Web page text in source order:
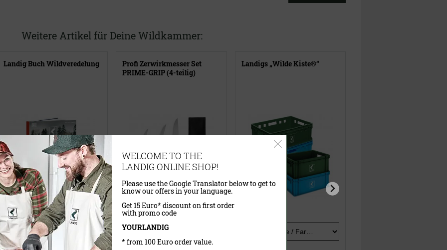
Weitere Artikel für Deine Wildkammer:
Landig Buch Wildveredelung
Ausgabe
Profi Zerwirkmesser Set
PRIME-GRIP (4-teilig)
Landigs „Wilde Kiste®“
WELCOME TO THE
LANDIG ONLINE SHOP!
Please use the Google Translator below to get to
know our offers in your language.
Get 15 Euro* discount on first order
with promo code
YOURLANDIG
* from 100 Euro order value.